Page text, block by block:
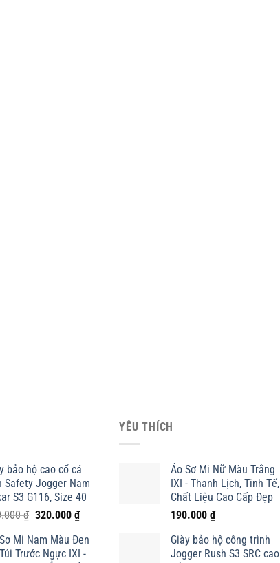
bảo hộ cao cổ cá
Safety Jogger Nam
S3 G116, Size 40
₫ Giá
là:
420.000 ₫.
320.000 ₫Giá
tại
là:
Mi Nam Màu Đen
Trước Ngực IXI -
YÊU THÍCH
Áo Sơ Mi Nữ Màu Trắng
IXI - Thanh Lịch, Tinh Tế,
Chất Liệu Cao Cấp Đẹp
190.000 ₫
Giày bảo hộ công trình
Jogger Rush S3 SRC cao